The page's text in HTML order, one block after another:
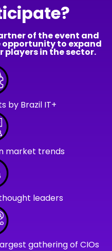
of the event and
to expand
in the sector.
by Brazil IT+
market trends
leaders
gathering of CIOs